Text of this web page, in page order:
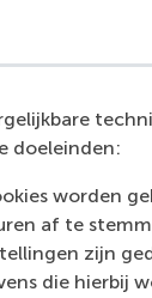
doeleinden:
worden
af te
zijn
die hierbij